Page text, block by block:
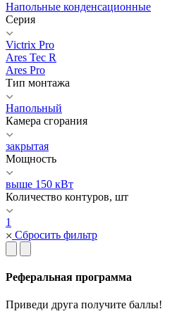
Напольные конденсационные
Серия
Victrix Pro
Ares Tec R
Ares Pro
Тип монтажа
Напольный
Камера сгорания
закрытая
Мощность
выше 150 кВт
Количество контуров, шт
1
Сбросить фильтр
Реферальная программа
Приведи друга получите баллы!